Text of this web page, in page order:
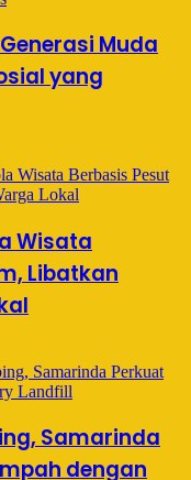
Muda
yang
Wisata
Libatkan
Samarinda
dengan